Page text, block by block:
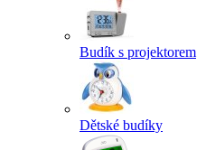
Budík s projektorem
Dětské budíky